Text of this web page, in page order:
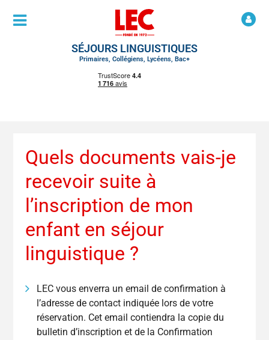
SÉJOURS LINGUISTIQUES
Primaires, Collégiens, Lycéens, Bac+
Quels documents vais-je
recevoir suite à
l’inscription de mon
enfant en séjour
linguistique ?
LEC vous enverra un email de confirmation à
l’adresse de contact indiquée lors de votre
réservation. Cet email contiendra la copie du
bulletin d’inscription et de la Confirmation